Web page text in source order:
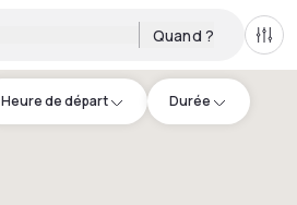
Quand ?
Heure de départ Durée